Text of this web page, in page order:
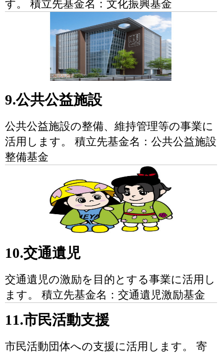
す。 積立先基金名：文化振興基金
9.公共公益施設
公共公益施設の整備、維持管理等の事業に
活用します。 積立先基金名：公共公益施設
整備基金
10.交通遺児
交通遺児の激励を目的とする事業に活用し
ます。 積立先基金名：交通遺児激励基金
11.市民活動支援
市民活動団体への支援に活用します。 寄